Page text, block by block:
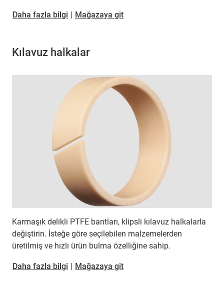
​​​​​​​Daha fazla bilgi | Mağazaya git
Kılavuz halkalar
Karmaşık delikli PTFE bantları, klipsli kılavuz halkalarla
değiştirin. İsteğe göre seçilebilen malzemelerden
üretilmiş ve hızlı ürün bulma özelliğine sahip.
Daha fazla bilgi Mağazaya git